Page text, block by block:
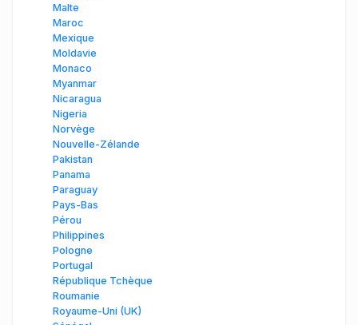
Malte
Maroc
Mexique
Moldavie
Monaco
Myanmar
Nicaragua
Nigeria
Norvège
Nouvelle-Zélande
Pakistan
Panama
Paraguay
Pays-Bas
Pérou
Philippines
Pologne
Portugal
République Tchèque
Roumanie
Royaume-Uni (UK)